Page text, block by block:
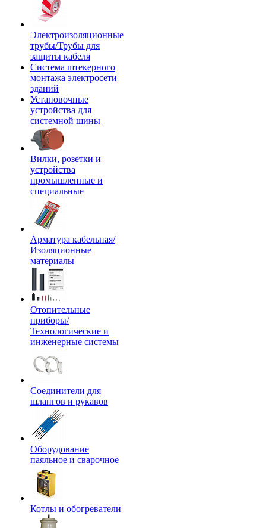
Электроизоляционные
трубы/Трубы для
защиты кабеля
Система штекерного
монтажа электросети
зданий
Установочные
устройства для
системной шины
Вилки, розетки и
устройства
промышленные и
специальные
Арматура кабельная/
Изоляционные
материалы
Отопительные
приборы/
Технологические и
инженерные системы
Соединители для
шлангов и рукавов
Оборудование
паяльное и сварочное
Котлы и обогреватели